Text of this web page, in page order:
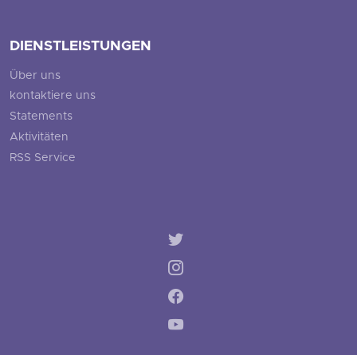
DIENSTLEISTUNGEN
Über uns
kontaktiere uns
Statements
Aktivitäten
RSS Service